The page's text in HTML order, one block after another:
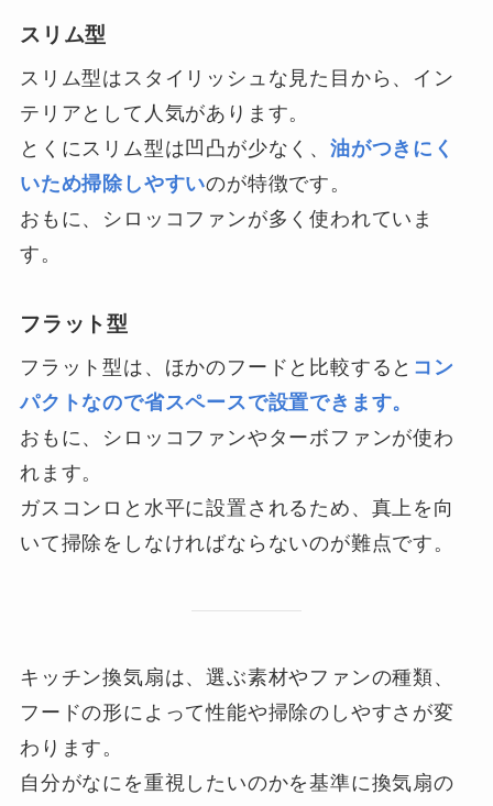
スリム型
スリム型はスタイリッシュな見た目から、イン
テリアとして人気があります。
とくにスリム型は凹凸が少なく、油がつきにく
いため掃除しやすいのが特徴です。
おもに、シロッコファンが多く使われていま
す。
フラット型
フラット型は、ほかのフードと比較すると コン
パクトなので省スペースで設置できます。
おもに、シロッコファンやターボファンが使わ
れます。
ガスコンロと水平に設置されるため、真上を向
いて掃除をしなければならないのが難点です。
キッチン換気扇は、選ぶ素材やファンの種類、
フードの形によって性能や掃除のしやすさが変
わります。
自分がなにを重視したいのかを基準に換気扇の